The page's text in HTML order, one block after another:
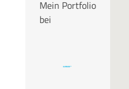
Mein Portfolio
bei